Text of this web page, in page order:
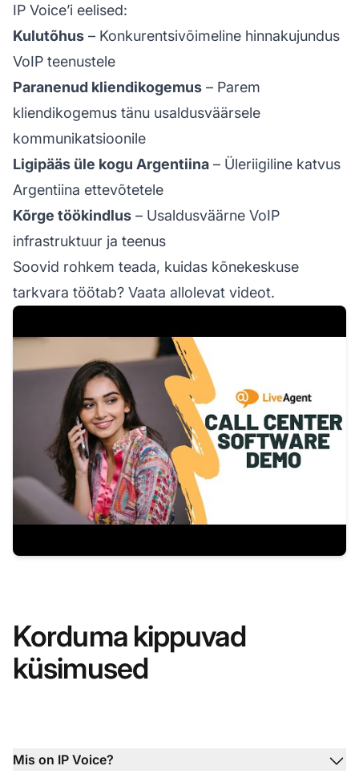
IP Voice’i eelised:
Kulutõhus – Konkurentsivõimeline hinnakujundus
VoIP teenustele
Paranenud kliendikogemus – Parem
kliendikogemus tänu usaldusväärsele
kommunikatsioonile
Ligipääs üle kogu Argentiina – Üleriigiline katvus
Argentiina ettevõtetele
Kõrge töökindlus – Usaldusväärne VoIP
infrastruktuur ja teenus
Soovid rohkem teada, kuidas kõnekeskuse
tarkvara töötab? Vaata allolevat videot.
Korduma kippuvad
küsimused
Mis on IP Voice?